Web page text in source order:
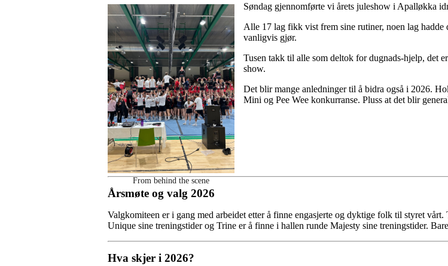
From behind the scene
Søndag gjennomførte vi årets juleshow i Apalløkka
Alle 17 lag fikk vist frem sine rutiner, noen lag
vanligvis gjør.
Tusen takk til alle som deltok for dugnads-hjelp, det
show.
Det blir mange anledninger til å bidra også i 2026.
Mini og Pee Wee konkurranse. Pluss at det blir
Årsmøte og valg 2026
Valgkomiteen er i gang med arbeidet etter å finne engasjerte og dyktige folk til styret
Unique sine treningstider og Trine er å finne i hallen runde Majesty sine treningstider.
Hva skjer i 2026?